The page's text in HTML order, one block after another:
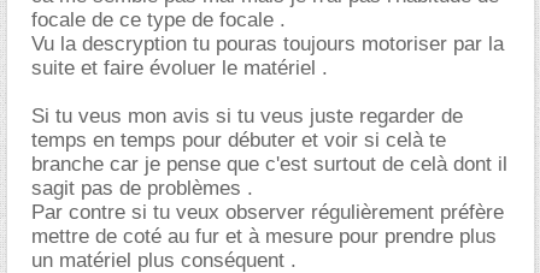
focale de ce type de focale .
Vu la descryption tu pouras toujours motoriser par la
suite et faire évoluer le matériel .
Si tu veus mon avis si tu veus juste regarder de
temps en temps pour débuter et voir si celà te
branche car je pense que c'est surtout de celà dont il
sagit pas de problèmes .
Par contre si tu veux observer régulièrement préfère
mettre de coté au fur et à mesure pour prendre plus
un matériel plus conséquent .